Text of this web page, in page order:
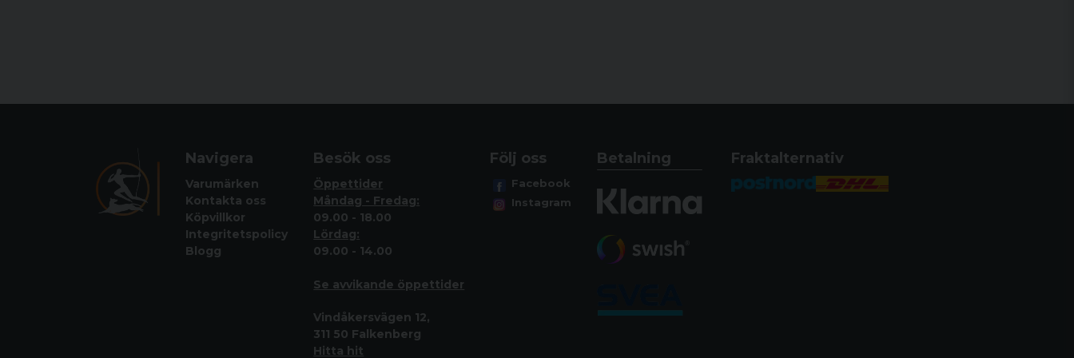
Navigera
Varumärken
Kontakta oss
Köpvillkor
Integritetspolicy
Blogg
Besök oss
Öppettider
Måndag - Fredag:
09.00 - 18.00
Lördag:
09.00 - 14.00
Se avvikande öppettider
Vindåkersvägen 12,
311 50 Falkenberg
Hitta hit
Följ oss
Facebook
Instagram
Betalning Fraktalternativ